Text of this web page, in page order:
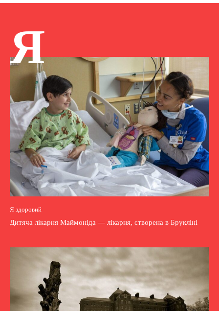
Я
Я здоровий
Дитяча лікарня Маймоніда — лікарня, створена в Брукліні